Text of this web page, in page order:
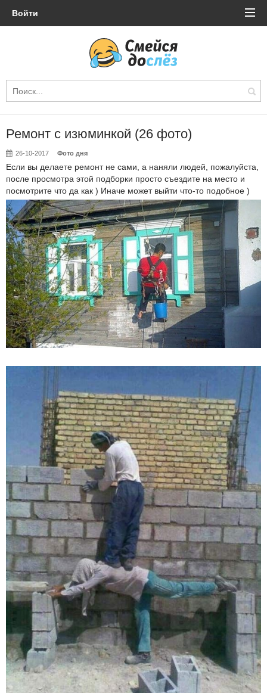
Войти
Ремонт с изюминкой (26 фото)
26-10-2017 Фото дня
Если вы делаете ремонт не сами, а наняли людей, пожалуйста,
после просмотра этой подборки просто съездите на место и
посмотрите что да как ) Иначе может выйти что-то подобное )